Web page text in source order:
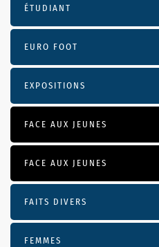
ÉTUDIANT
EURO FOOT
EXPOSITIONS
FACE AUX JEUNES
FACE AUX JEUNES
FAITS DIVERS
FEMMES